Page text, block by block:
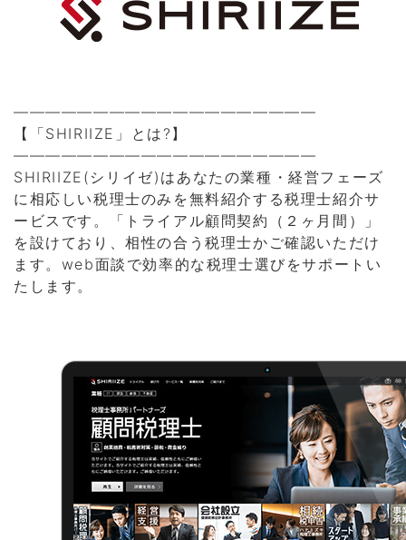
———————————————————
【「SHIRIIZE」とは?】
———————————————————
SHIRIIZE(シリイゼ)はあなたの業種・経営フェーズ
に相応しい税理士のみを無料紹介する税理士紹介サ
ービスです。「トライアル顧問契約（２ヶ月間）」
を設けており、相性の合う税理士かご確認いただけ
ます。web面談で効率的な税理士選びをサポートい
たします。